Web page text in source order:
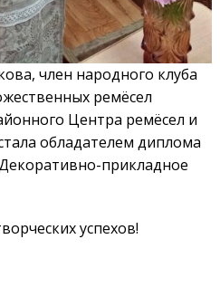
член народного клуба
ремёсел
Центра ремёсел и
обладателем диплома
прикладное
успехов!